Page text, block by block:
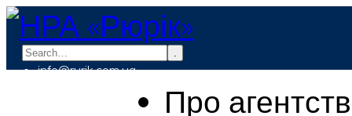
.
info@rurik.com.ua
Про